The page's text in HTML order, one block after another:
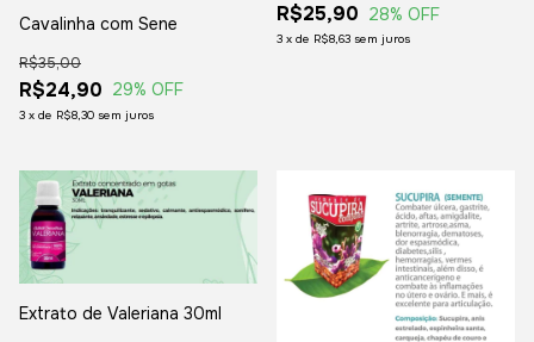
Cavalinha com Sene
R$24,90
R$35,00
29% OFF
3 x de R$8,30 sem juros
R$25,90 28% OFF
3 x de R$8,63 sem juros
Extrato de Valeriana 30ml